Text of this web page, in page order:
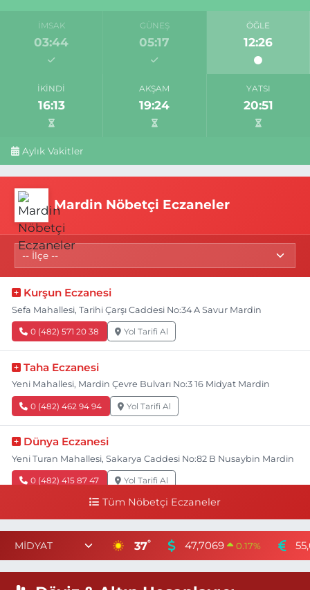
İMSAK
03:44
GÜNEŞ
05:17
ÖĞLE
12:26
İKINDI
16:13
AKŞAM
19:24
YATSI
20:51
Aylık Vakitler
Mardin Nöbetçi Eczaneler
Kurşun Eczanesi
Sefa Mahallesi, Tarihi Çarşı Caddesi No:34 A Savur Mardin
0 (482) 571 20 38 Yol Tarifi Al
Taha Eczanesi
Yeni Mahallesi, Mardin Çevre Bulvarı No:3 16 Midyat Mardin
0 (482) 462 94 94 Yol Tarifi Al
Dünya Eczanesi
Yeni Turan Mahallesi, Sakarya Caddesi No:82 B Nusaybin Mardin
0 (482) 415 87 47 Yol Tarifi Al
Nur Mahallesi, 5.Sokak No:1 E Artuklu Mardin
Tüm Nöbetçi Eczaneler
37° 47,7069 0.17%